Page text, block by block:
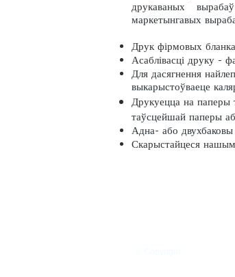
друкаваных
маркетынгавых
Друк фірмовых
Асаблівасці друку -
Для дасягнення
выкарыстоўваеце
Друкуецца на
таўсцейшай паперы
Адна- або
Скарыстайцеся